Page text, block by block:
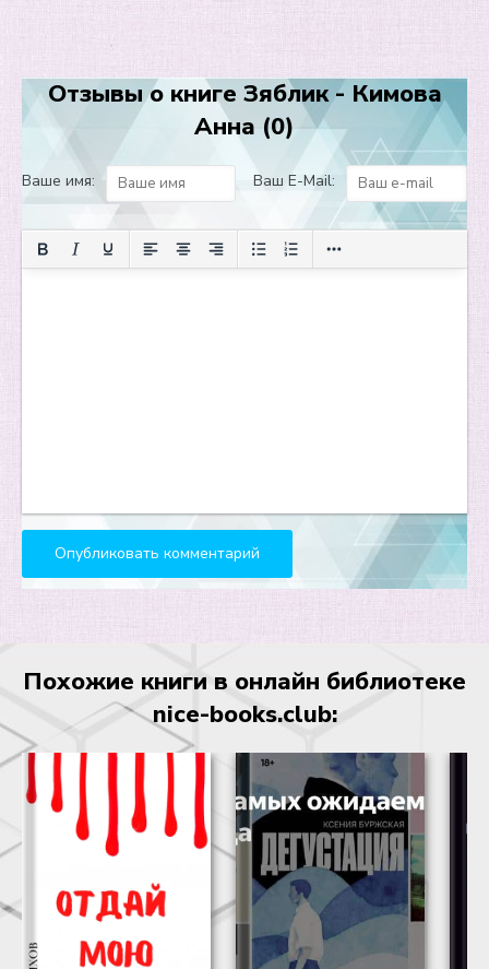
13
25
29
31
32
35
Отзывы о книге Зяблик - Кимова
Анна (0)
Ваше имя: Ваш E-Mail:
Похожие книги в онлайн библиотеке
nice-books.club: